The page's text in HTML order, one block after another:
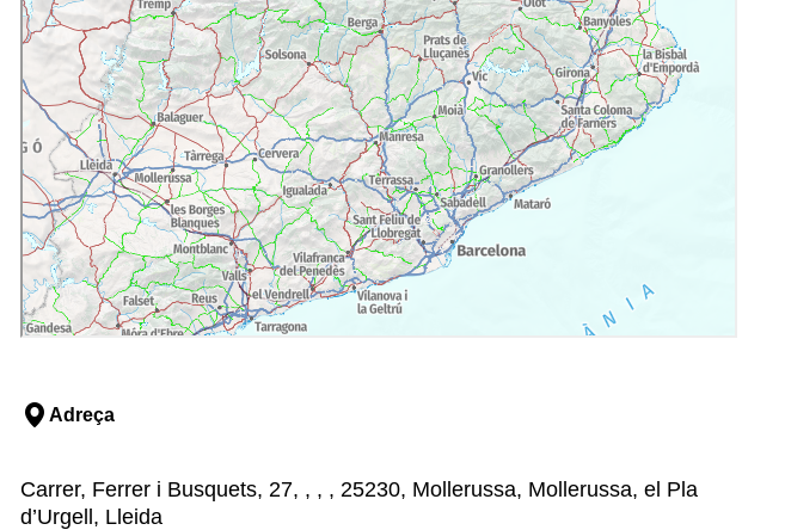
Adreça
Carrer, Ferrer i Busquets, 27, , , , 25230, Mollerussa, Mollerussa, el Pla
d’Urgell, Lleida